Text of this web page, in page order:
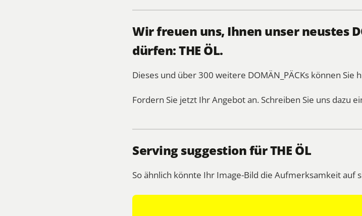
Wir freuen uns, Ihnen unser neustes
dürfen: THE ÖL.
Dieses und über 300 weitere DOMÄN_PÄCKs können Sie
Fordern Sie jetzt Ihr Angebot an. Schreiben Sie uns dazu
Serving suggestion für THE ÖL
So ähnlich könnte Ihr Image-Bild die Aufmerksamkeit auf